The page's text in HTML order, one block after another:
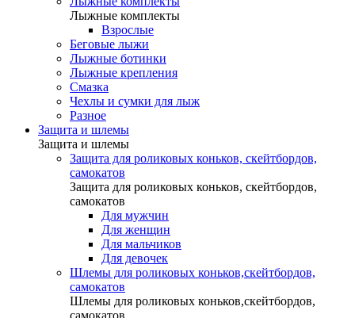
Лыжные комплекты
Взрослые
Беговые лыжи
Лыжные ботинки
Лыжные крепления
Смазка
Чехлы и сумки для лыж
Разное
Защита и шлемы
Защита и шлемы
Защита для роликовых коньков, скейтбордов,
самокатов
Защита для роликовых коньков, скейтбордов,
самокатов
Для мужчин
Для женщин
Для мальчиков
Для девочек
Шлемы для роликовых коньков,скейтбордов,
самокатов
Шлемы для роликовых коньков,скейтбордов,
самокатов